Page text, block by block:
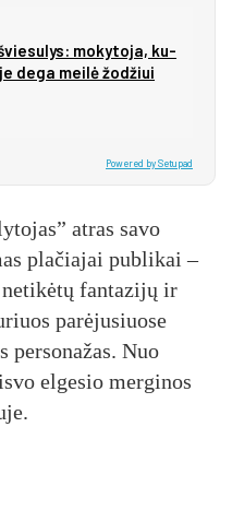
mo­ky­to­ja, ku­
de­ga mei­lė žo­džiui
Powered by Setupad
atras savo
plačiajai publikai –
fantazijų ir
parėjusiuose
personažas. Nuo
elgesio merginos